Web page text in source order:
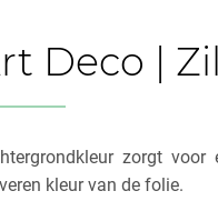
Deco |
zorgt
kleur van de folie.